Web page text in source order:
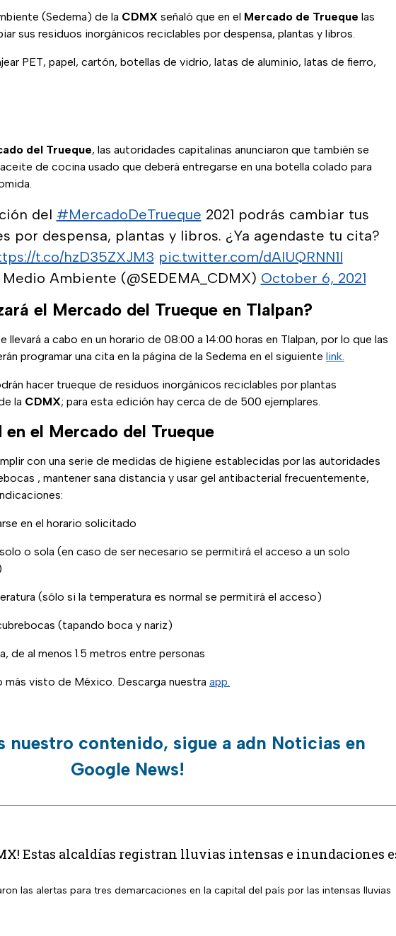
(Sedema) de la CDMX señaló que en el Mercado de Trueque las
sus residuos inorgánicos reciclables por despensa, plantas y libros.
PET, papel, cartón, botellas de vidrio, latas de aluminio, latas de fierro,
del Trueque, las autoridades capitalinas anunciaron que también se
de cocina usado que deberá entregarse en una botella colado para
del #MercadoDeTrueque 2021 podrás cambiar tus
por despensa, plantas y libros. ¿Ya agendaste tu cita?
t.co/hzD35ZXJM3 pic.twitter.com/dAIUQRNN1l
Ambiente (@SEDEMA_CDMX) October 6, 2021
el Mercado del Trueque en Tlalpan?
llevará a cabo en un horario de 08:00 a 14:00 horas en Tlalpan, por lo que las
programar una cita en la página de la Sedema en el siguiente link.
hacer trueque de residuos inorgánicos reciclables por plantas
la CDMX; para esta edición hay cerca de de 500 ejemplares.
en el Mercado del Trueque
con una serie de medidas de higiene establecidas por las autoridades
, mantener sana distancia y usar gel antibacterial frecuentemente,
en el horario solicitado
o sola (en caso de ser necesario se permitirá el acceso a un solo
(sólo si la temperatura es normal se permitirá el acceso)
(tapando boca y nariz)
de al menos 1.5 metros entre personas
más visto de México. Descarga nuestra app.
nuestro contenido, sigue a adn Noticias en
Google News!
Estas alcaldías registran lluvias intensas e inundaciones
las alertas para tres demarcaciones en la capital del país por las intensas lluvias